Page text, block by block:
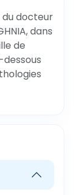
du docteur
dans
de
dessous